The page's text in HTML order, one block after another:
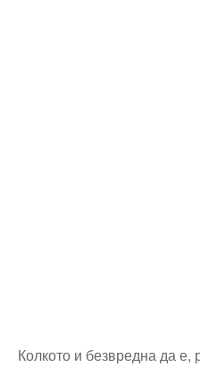
Колкото и безвредна да е,